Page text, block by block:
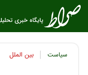
سیاست بین الملل